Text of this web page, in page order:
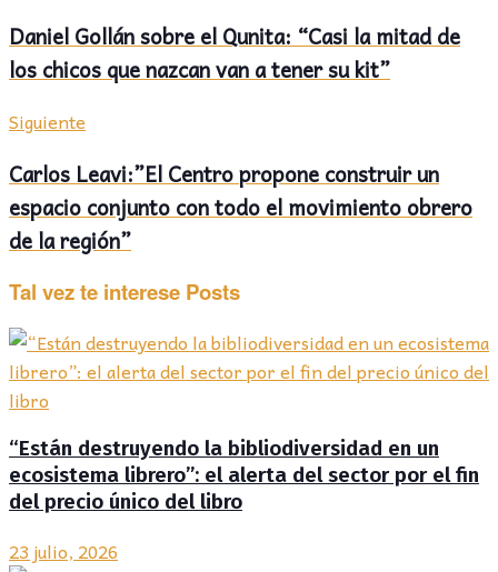
Daniel Gollán sobre el Qunita: “Casi la mitad de
los chicos que nazcan van a tener su kit”
Siguiente
Carlos Leavi:”El Centro propone construir un
espacio conjunto con todo el movimiento obrero
de la región”
Tal vez te interese Posts
“Están destruyendo la bibliodiversidad en un
ecosistema librero”: el alerta del sector por el fin
del precio único del libro
23 julio, 2026